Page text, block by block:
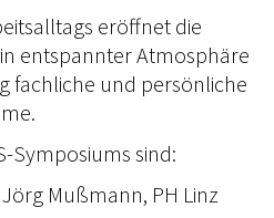
eröffnet die
entspannter Atmosphäre
fachliche und persönliche
Symposiums sind:
Mußmann, PH Linz